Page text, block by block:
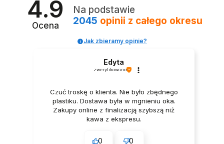
4.9
Ocena
Na podstawie
2045 opinii z całego okresu
Jak zbieramy opinie?
Edyta
zweryfikowano
Czuć troskę o klienta. Nie było zbędnego
plastiku. Dostawa była w mgnieniu oka.
Zakupy online z finalizacją szybszą niż
kawa z ekspresu.
0 0